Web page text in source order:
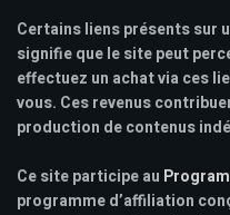
Certains liens présents sur
signifie que le site peut
effectuez un achat via ces
vous. Ces revenus
production de contenus
Ce site participe au
programme d’affiliation